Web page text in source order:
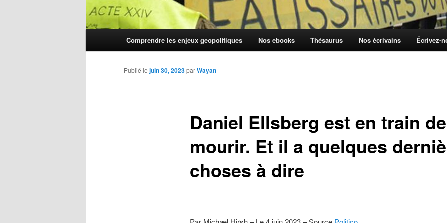
Comprendre les enjeux geopolitiques Nos ebooks Thésaurus Nos écrivains Écrivez-
Daniel Ellsberg est en train de
mourir. Et il a quelques
choses à dire
Publié le juin 30, 2023parWayan